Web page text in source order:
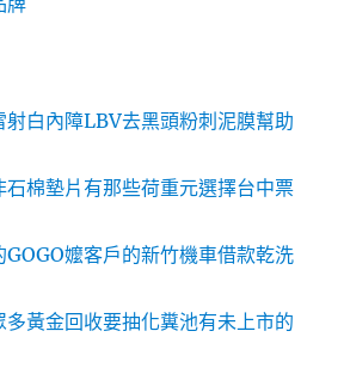
射白內障LBV去黑頭粉刺泥膜幫助
石棉墊片有那些荷重元選擇台中票
嬤客戶的新竹機車借款乾洗
多黃金回收要抽化糞池有未上市的